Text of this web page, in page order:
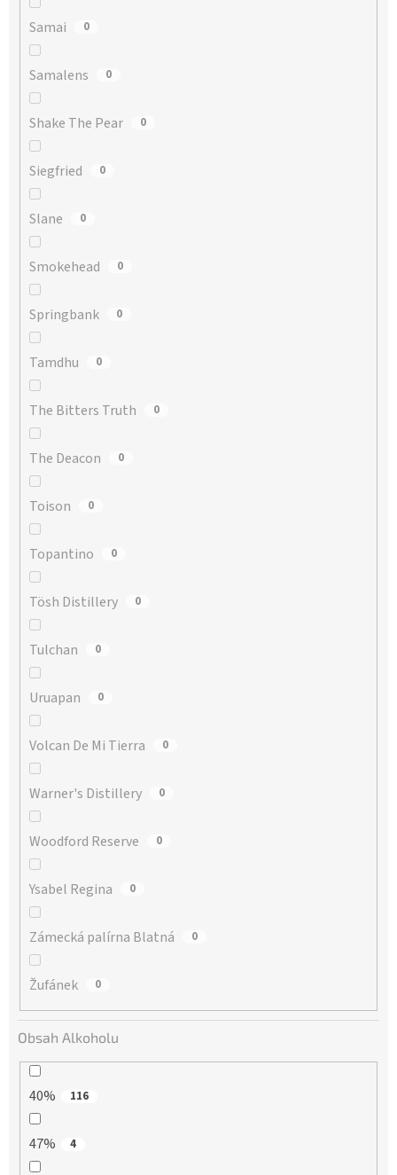
Samai 0
Samalens 0
Shake The Pear 0
Siegfried 0
Slane 0
Smokehead 0
Springbank 0
Tamdhu 0
The Bitters Truth 0
The Deacon 0
Toison 0
Topantino 0
Tösh Distillery 0
Tulchan 0
Uruapan 0
Volcan De Mi Tierra 0
Warner's Distillery 0
Woodford Reserve 0
Ysabel Regina 0
Zámecká palírna Blatná 0
Žufánek 0
Obsah Alkoholu
40% 116
47% 4